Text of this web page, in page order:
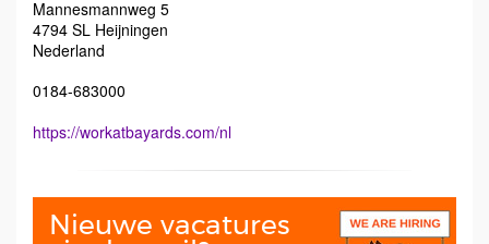
Mannesmannweg 5
4794 SL Heijningen
Nederland
0184-683000
https://workatbayards.com/nl
Nieuwe vacatures